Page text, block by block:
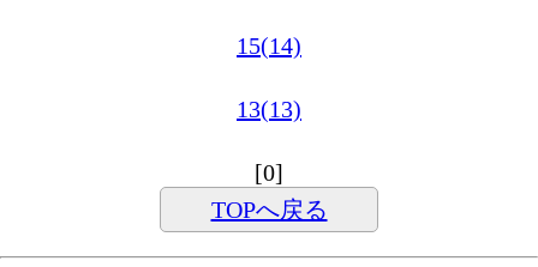
15(14)
13(13)
[0]
TOPへ戻る